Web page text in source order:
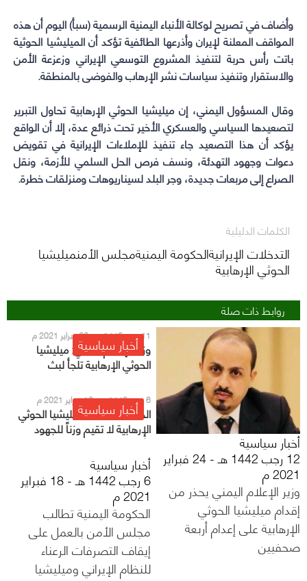
وأضاف في تصريح لوكالة الأنباء اليمنية الرسمية (سبأ) اليوم أن هذه
المواقف المعلنة لإيران وأذرعها الطائفية تؤكد أن الميليشيا الحوثية
باتت رأس حربة لتنفيذ المشروع التوسعي الإيراني وزعزعة الأمن
والاستقرار وتنفيذ سياسات نشر الإرهاب والفوضى بالمنطقة‏.
وقال المسؤول اليمني، إن ميليشيا الحوثي الإرهابية تحاول التبرير
لتصعيدها السياسي والعسكري الأخير تحت ذرائع عدة، إلا أن الواقع
يؤكد أن هذا التصعيد جاء تنفيذ للإملاءات الإيرانية في تقويض
دعوات وجهود التهدئة، ونسف فرص الحل السلمي للأزمة، ونقل
الصراع إلى مربعات جديدة، وجر البلد لسيناريوهات ومنزلقات خطرة‏.
الكلمات الدليلية
التدخلات الإيرانيةالحكومة اليمنيةمجلس الأمنميليشيا
الحوثي الإرهابية
روابط ذات صلة
أخبار سياسية
12 رجب 1442 هـ - 24 فبراير
2021 م
وزير الإعلام اليمني يحذر من
إقدام ميليشيا الحوثي
الإرهابية على إعدام أربعة
صحفيين
أخبار سياسية11 رجب 1442 هـ - 23 فبراير 2021 م
وزير الإعلام اليمني: ميليشيا
الحوثي الإرهابية تلجأ لبث
الإشاعات بعد فشل تصعيدها
العسكري
أخبار سياسية 6 رجب 1442 هـ - 18 فبراير 2021 م
الحكومة اليمنية: ميليشيا الحوثي
الإرهابية لا تقيم وزناً للجهود
الأممية
أخبار سياسية
6 رجب 1442 هـ - 18 فبراير
2021 م
الحكومة اليمنية تطالب
مجلس الأمن بالعمل على
إيقاف التصرفات الرعناء
للنظام الإيراني وميليشيا